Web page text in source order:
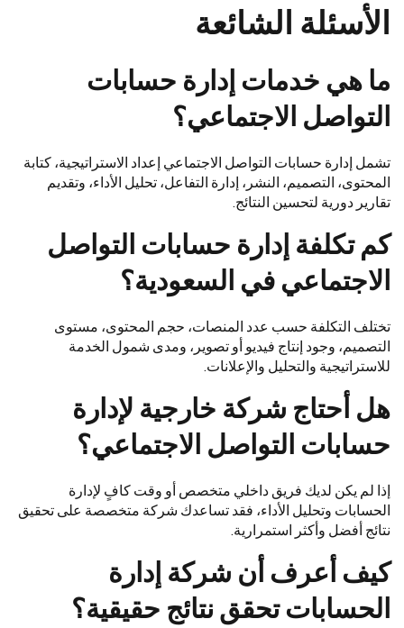
الأسئلة الشائعة
ما هي خدمات إدارة حسابات
التواصل الاجتماعي؟
تشمل إدارة حسابات التواصل الاجتماعي إعداد الاستراتيجية، كتابة
المحتوى، التصميم، النشر، إدارة التفاعل، تحليل الأداء، وتقديم
تقارير دورية لتحسين النتائج.
كم تكلفة إدارة حسابات التواصل
الاجتماعي في السعودية؟
تختلف التكلفة حسب عدد المنصات، حجم المحتوى، مستوى
التصميم، وجود إنتاج فيديو أو تصوير، ومدى شمول الخدمة
للاستراتيجية والتحليل والإعلانات.
هل أحتاج شركة خارجية لإدارة
حسابات التواصل الاجتماعي؟
إذا لم يكن لديك فريق داخلي متخصص أو وقت كافٍ لإدارة
الحسابات وتحليل الأداء، فقد تساعدك شركة متخصصة على تحقيق
نتائج أفضل وأكثر استمرارية.
كيف أعرف أن شركة إدارة
الحسابات تحقق نتائج حقيقية؟